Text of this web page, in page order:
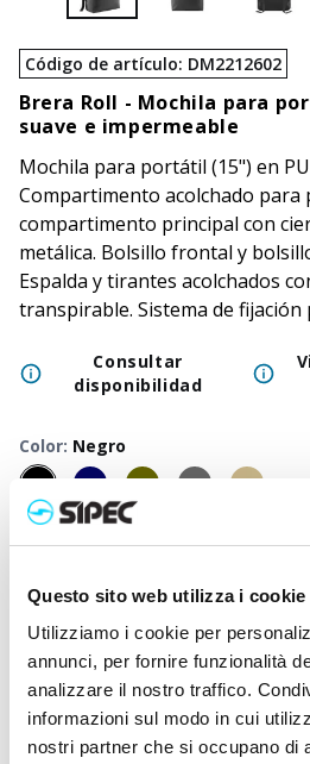
Questo sito web utilizza i cookie
Utilizziamo i cookie per
annunci, per fornire funzionalità
analizzare il nostro traffico.
informazioni sul modo in cui
nostri partner che si occupano di
Código de artículo: DM2212602
Brera Roll - Mochila para
suave e impermeable
Mochila para portátil (15") en
Compartimento acolchado para
compartimento principal con
metálica. Bolsillo frontal y
Espalda y tirantes acolchados
transpirable. Sistema de
Consultar
disponibilidad
Color: Negro
50+ 100+ 250
neutro
impreso
46,023€ 45,870€